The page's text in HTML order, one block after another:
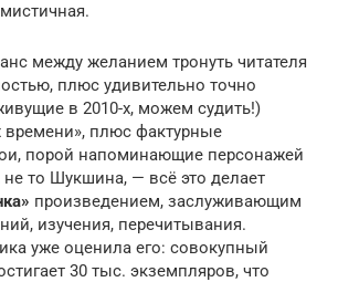
между желанием тронуть читателя
плюс удивительно точно
в 2010-х, можем судить!)
времени», плюс фактурные
порой напоминающие персонажей
не то Шукшина, — всё это делает
произведением, заслуживающим
изучения, перечитывания.
уже оценила его: совокупный
30 тыс. экземпляров, что